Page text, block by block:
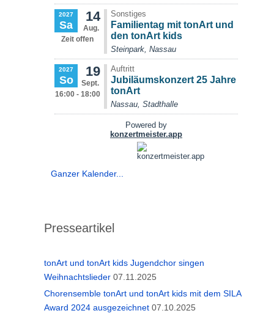
Ganzer Kalender...
Presseartikel
tonArt und tonArt kids Jugendchor singen
Weihnachtslieder 07.11.2025
Chorensemble tonArt und tonArt kids mit dem SILA
Award 2024 ausgezeichnet 07.10.2025